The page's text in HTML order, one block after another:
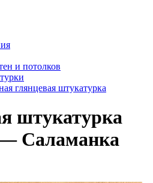
и потолков
глянцевая штукатурка
штукатурка
Саламанка